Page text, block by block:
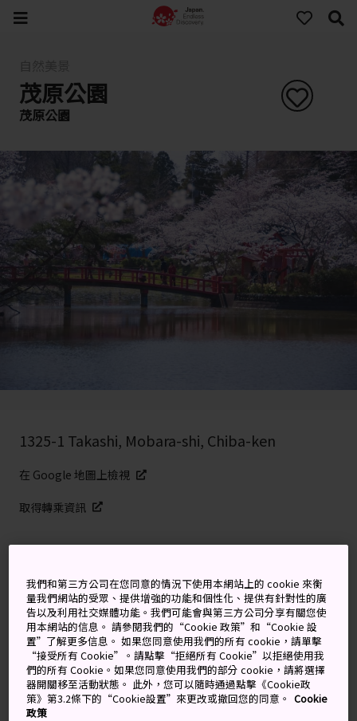
茂原公園
茂原公園
1325-1 Takashi, Mobara-shi, Chiba-ken
在 Google 地圖上檢視
取得轉乘資訊
景色優美的市中心公園
茂原公園位在茂原市中心，充滿盎然綠意。佔地 16 萬平
方公尺，能讓人遠離周圍都市，放空僻靜，以一年四季繁
花盛開、優美的景觀步道，以及中央的大池塘為特色。
我們和第三方公司在您同意的情況下使用本網站上的 cookie 來衡
量我們網站的受眾、提供增強的功能和個性化、提供有針對性的廣
告以及利用社交媒體功能。我們可能會與第三方公司分享有關您使
用本網站的信息。 請參閱我們的“Cookie 政策”和“Cookie 設
置”了解更多信息。 如果您同意使用我們的所有 cookie，請單擊
“接受所有 Cookie”。請點擊“拒絕所有 Cookie”以拒絕使用我
們的所有 Cookie。如果您同意使用我們的部分 cookie，請將選擇
器開關移至活動狀態。 此外，您可以隨時通過點擊《Cookie政
策》第3.2條下的“Cookie設置”來更改或撤回您的同意。 Cookie
政策